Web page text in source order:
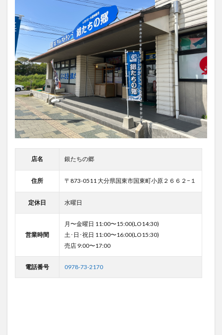
店名 銀たちの郷
住所 〒873-0511 大分県国東市国東町小原２６６２−１
定休日 水曜日
営業時間
月〜金曜日 11:00〜15:00(LO14:30)
土･日･祝日 11:00〜16:00(LO15:30)
売店 9:00〜17:00
電話番号 0978-73-2170